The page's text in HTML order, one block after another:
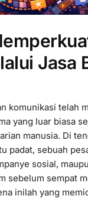
Jasa
komunikasi telah
yang luar biasa
manusia. Di
padat, sebuah
sosial,
sebelum sempat
inilah yang